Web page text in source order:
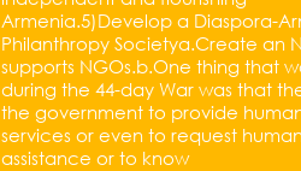
Armenia.5)Develop a Diaspora-
Philanthropy Societya.Create an
supports NGOs.b.One thing that
during the 44-day War was that
the government to provide
services or even to request
assistance or to know